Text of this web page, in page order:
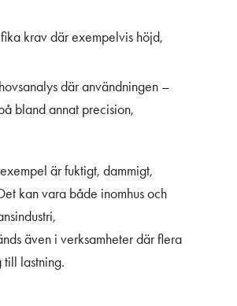
krav där exempelvis höjd,
där användningen –
bland annat precision,
är fuktigt, dammigt,
kan vara både inomhus och
även i verksamheter där flera
lastning.